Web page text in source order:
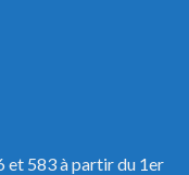
et 583 à partir du 1er